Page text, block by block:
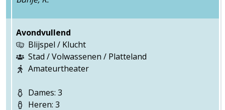
Avondvullend
Blijspel / Klucht
Stad / Volwassenen / Platteland
Amateurtheater
Dames: 3
Heren: 3